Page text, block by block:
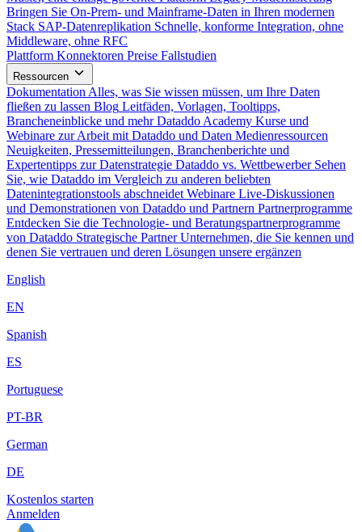
Bringen Sie On-Prem- und Mainframe-Daten in Ihren modernen
Stack SAP-Datenreplikation Schnelle, konforme Integration, ohne
Middleware, ohne RFC
Plattform Konnektoren Preise Fallstudien
Ressourcen
Dokumentation Alles, was Sie wissen müssen, um Ihre Daten
fließen zu lassen Blog Leitfäden, Vorlagen, Tooltipps,
Brancheneinblicke und mehr Dataddo Academy Kurse und
Webinare zur Arbeit mit Dataddo und Daten Medienressourcen
Neuigkeiten, Pressemitteilungen, Branchenberichte und
Expertentipps zur Datenstrategie Dataddo vs. Wettbewerber Sehen
Sie, wie Dataddo im Vergleich zu anderen beliebten
Datenintegrationstools abschneidet Webinare Live-Diskussionen
und Demonstrationen von Dataddo und Partnern Partnerprogramme
Entdecken Sie die Technologie- und Beratungspartnerprogramme
von Dataddo Strategische Partner Unternehmen, die Sie kennen und
denen Sie vertrauen und deren Lösungen unsere ergänzen
English
EN
Spanish
ES
Portuguese
PT-BR
German
DE
Kostenlos starten
Anmelden